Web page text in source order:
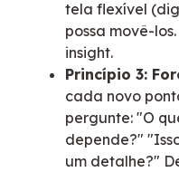
tela flexível
possa movê-
insight.
Princípio 3:
cada novo
pergunte: "O
depende?"
um detalhe?"